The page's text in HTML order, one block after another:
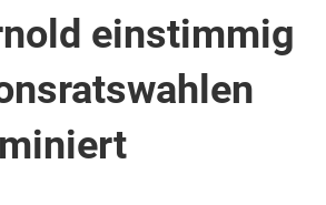
einstimmig